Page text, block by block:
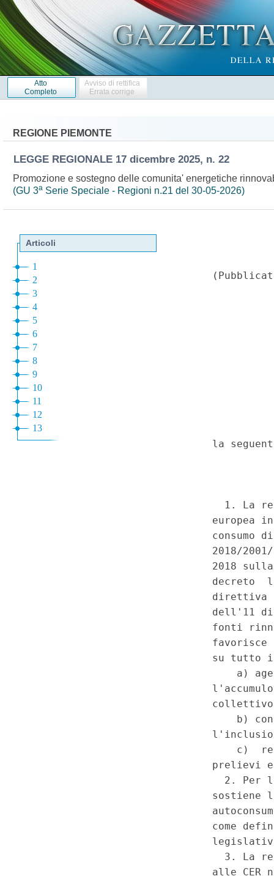
Atto
Completo
Avviso di rettifica
Errata corrige
REGIONE PIEMONTE
LEGGE REGIONALE 17 dicembre 2025, n. 22
Promozione e sostegno delle comunita' energetiche
(GU 3aSerie Speciale - Regioni n.21 del 30-05-2026)